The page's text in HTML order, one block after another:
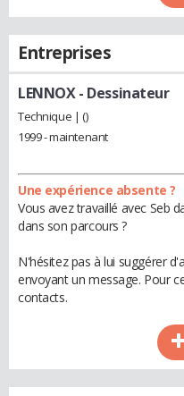
Entreprises
LENNOX- Dessinateur
Technique | ()
1999 - maintenant
Une expérience absente ?
Vous avez travaillé avec Seb
dans son parcours ?
N'hésitez pas à lui suggérer
envoyant un message. Pour
contacts.